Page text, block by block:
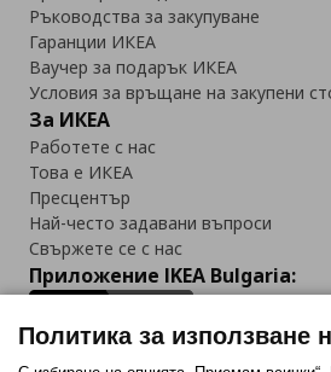
Ръководства за закупуване
Гаранции ИКЕА
Ваучер за подарък ИКЕА
Условия за връщане на закупени
За ИКЕА
Работете с нас
Това е ИКЕА
Пресцентър
Най-често задавани въпроси
Свържете се с нас
Приложение IKEA Bulgaria:
Политика за използване